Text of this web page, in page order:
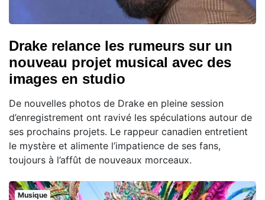
Drake relance les rumeurs sur un
nouveau projet musical avec des
images en studio
De nouvelles photos de Drake en pleine session
d’enregistrement ont ravivé les spéculations autour de
ses prochains projets. Le rappeur canadien entretient
le mystère et alimente l’impatience de ses fans,
toujours à l’affût de nouveaux morceaux.
Musique